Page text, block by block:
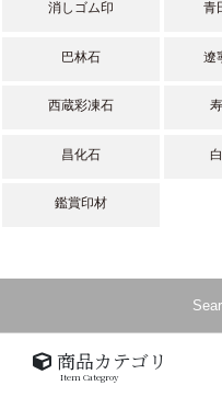
消しゴム印 青
巴林石 遼
西蔵彩凍石
昌化石
鑑賞印材
商品カテゴリ
Item Categroy